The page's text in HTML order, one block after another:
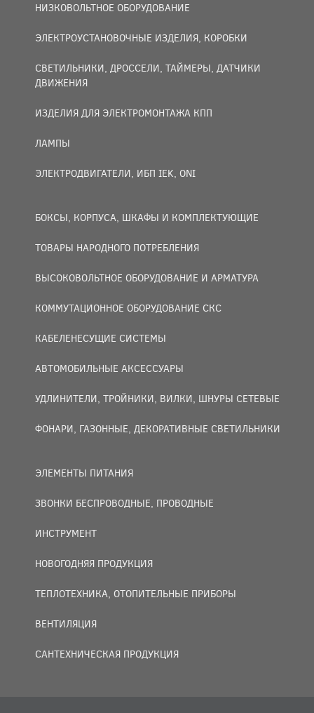
НИЗКОВОЛЬТНОЕ ОБОРУДОВАНИЕ
ЭЛЕКТРОУСТАНОВОЧНЫЕ ИЗДЕЛИЯ, КОРОБКИ
СВЕТИЛЬНИКИ, ДРОССЕЛИ, ТАЙМЕРЫ, ДАТЧИКИ
ДВИЖЕНИЯ
ИЗДЕЛИЯ ДЛЯ ЭЛЕКТРОМОНТАЖА КПП
ЛАМПЫ
ЭЛЕКТРОДВИГАТЕЛИ, ИБП IEK, ONI
БОКСЫ, КОРПУСА, ШКАФЫ И КОМПЛЕКТУЮЩИЕ
ТОВАРЫ НАРОДНОГО ПОТРЕБЛЕНИЯ
ВЫСОКОВОЛЬТНОЕ ОБОРУДОВАНИЕ И АРМАТУРА
КОММУТАЦИОННОЕ ОБОРУДОВАНИЕ СКС
КАБЕЛЕНЕСУЩИЕ СИСТЕМЫ
АВТОМОБИЛЬНЫЕ АКСЕССУАРЫ
УДЛИНИТЕЛИ, ТРОЙНИКИ, ВИЛКИ, ШНУРЫ СЕТЕВЫЕ
ФОНАРИ, ГАЗОННЫЕ, ДЕКОРАТИВНЫЕ СВЕТИЛЬНИКИ
ЭЛЕМЕНТЫ ПИТАНИЯ
ЗВОНКИ БЕСПРОВОДНЫЕ, ПРОВОДНЫЕ
ИНСТРУМЕНТ
НОВОГОДНЯЯ ПРОДУКЦИЯ
ТЕПЛОТЕХНИКА, ОТОПИТЕЛЬНЫЕ ПРИБОРЫ
ВЕНТИЛЯЦИЯ
САНТЕХНИЧЕСКАЯ ПРОДУКЦИЯ